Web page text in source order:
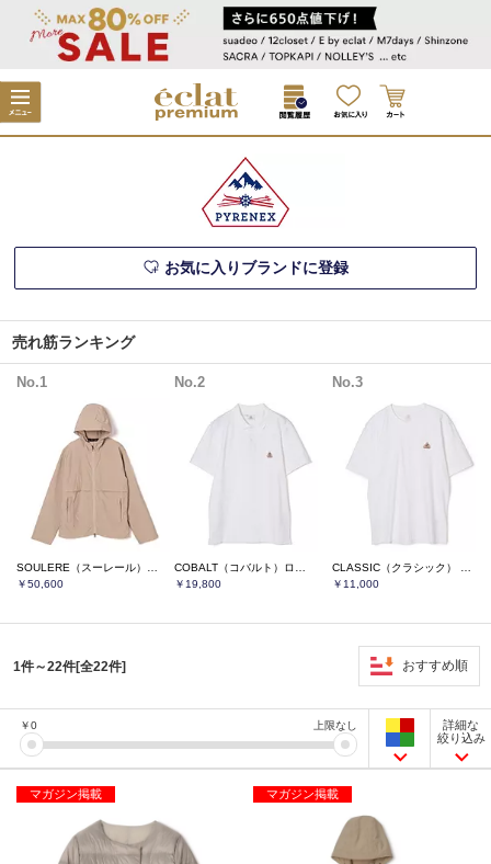
お気に入りブランドに登録
売れ筋ランキング
No.1
￥50,600
No.2
￥19,800
No.3
￥11,000
1件～22件[全22件] おすすめ順
￥0 上限なし
詳細な
絞り込み
マガジン掲載 マガジン掲載